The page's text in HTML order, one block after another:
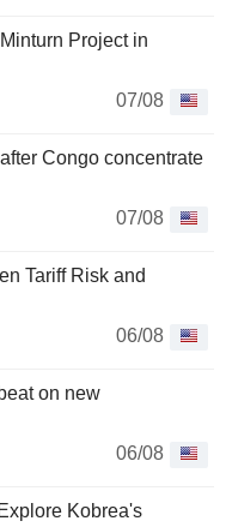
Project in
07/08
Congo concentrate
07/08
Tariff Risk and
06/08
on new
06/08
Kobrea's